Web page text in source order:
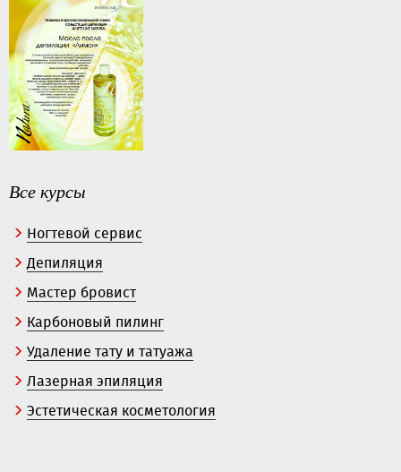
Все курсы
Ногтевой сервис
Депиляция
Мастер бровист
Карбоновый пилинг
Удаление тату и татуажа
Лазерная эпиляция
Эстетическая косметология